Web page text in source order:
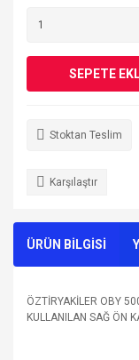
SEPETE
Stoktan Teslim
Karşılaştır
ÜRÜN BİLGİSİ
ÖZTİRYAKİLER OBY
KULLANILAN SAĞ ÖN